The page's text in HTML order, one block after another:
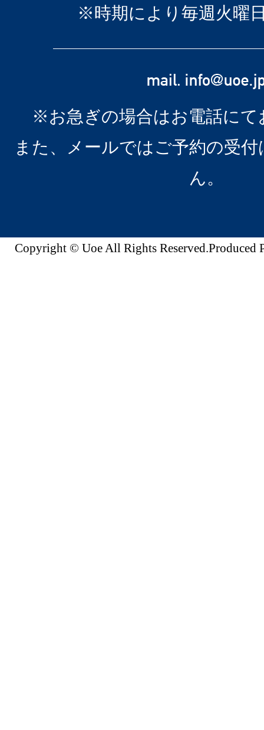
※時期により毎週火曜
※お急ぎの場合はお電話にて
また、メールではご予約の受
ん。
Copyright © Uoe All Rights Reserved.Produced